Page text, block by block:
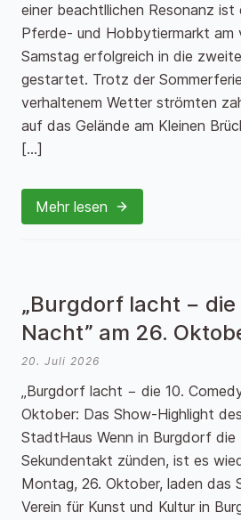
einer beachtllichen Resonanz ist
Pferde- und Hobbytiermarkt am
Samstag erfolgreich in die
gestartet. Trotz der
verhaltenem Wetter strömten
auf das Gelände am Kleinen
[…]
Mehr lesen
„Burgdorf lacht − die
Nacht” am 26.
20. Juli 2026
„Burgdorf lacht − die 10.
Oktober: Das Show-Highlight
StadtHaus Wenn in Burgdorf die
Sekundentakt zünden, ist es
Montag, 26. Oktober, laden das
Verein für Kunst und Kultur in